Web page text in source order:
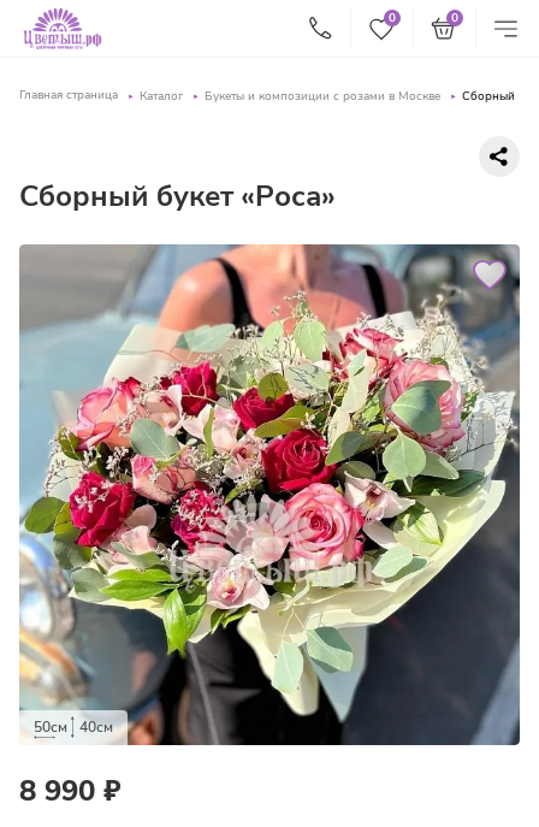
0 0
Главная страница Каталог Букеты и композиции с розами в Москве Сборный
Сборный букет «Роса»
50см 40см
8 990 ₽